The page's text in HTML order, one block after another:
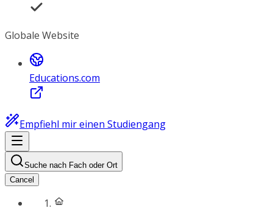
Globale Website
Educations.com
Empfiehl mir einen Studiengang
Suche nach Fach oder Ort
Cancel